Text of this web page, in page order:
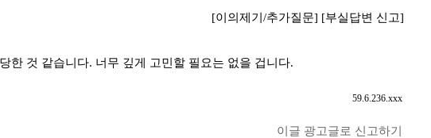
[이의제기/추가질문] [부실답변 신고]
한 것 같습니다. 너무 깊게 고민할 필요는 없을 겁니다.
59.6.236.xxx
이글 광고글로 신고하기